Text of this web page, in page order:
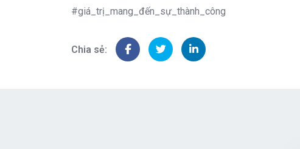
#giá_trị_mang_đến_sự_thành_công
Chia sẻ: